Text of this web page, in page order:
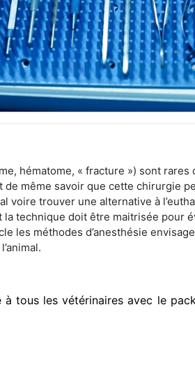
hématome, « fracture ») sont
de même savoir que cette chirurgie
voire trouver une alternative à
technique doit être maitrisée pour
les méthodes d’anesthésie
tous les vétérinaires avec le